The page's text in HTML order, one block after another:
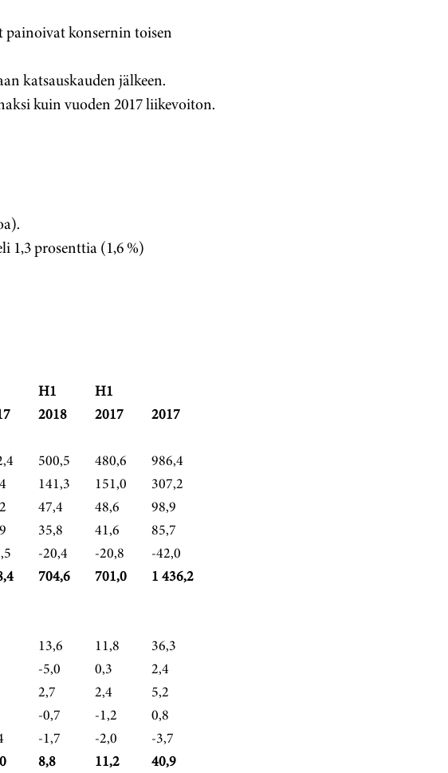
konsernin toisen
katsauskauden jälkeen.
kuin vuoden 2017 liikevoiton.
1,3 prosenttia (1,6 %)
H1
H1
2018 2017
2017
500,5 480,6
986,4
141,3 151,0
307,2
47,4 48,6
98,9
35,8 41,6
85,7
-20,4 -20,8
-42,0
704,6 701,0 1 436,2
13,6 11,8
36,3
-5,0 0,3
2,4
2,7 2,4
5,2
-0,7 -1,2
0,8
-1,7 -2,0
-3,7
8,8 11,2
40,9